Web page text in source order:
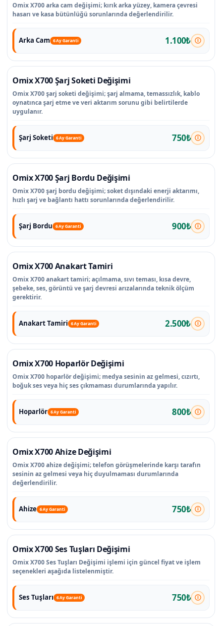
Omix X700 arka cam değişimi; kırık arka yüzey, kamera çevresi
hasarı ve kasa bütünlüğü sorunlarında değerlendirilir.
Arka Cam 6 Ay Garanti 1.100₺
Omix X700 Şarj Soketi Değişimi
Omix X700 şarj soketi değişimi; şarj almama, temassızlık, kablo
oynatınca şarj etme ve veri aktarım sorunu gibi belirtilerde
uygulanır.
Şarj Soketi 6 Ay Garanti 750₺
Omix X700 Şarj Bordu Değişimi
Omix X700 şarj bordu değişimi; soket dışındaki enerji aktarımı,
hızlı şarj ve bağlantı hattı sorunlarında değerlendirilir.
Şarj Bordu 6 Ay Garanti 900₺
Omix X700 Anakart Tamiri
Omix X700 anakart tamiri; açılmama, sıvı teması, kısa devre,
şebeke, ses, görüntü ve şarj devresi arızalarında teknik ölçüm
gerektirir.
Anakart Tamiri 6 Ay Garanti 2.500₺
Omix X700 Hoparlör Değişimi
Omix X700 hoparlör değişimi; medya sesinin az gelmesi, cızırtı,
boğuk ses veya hiç ses çıkmaması durumlarında yapılır.
Hoparlör 6 Ay Garanti 800₺
Omix X700 Ahize Değişimi
Omix X700 ahize değişimi; telefon görüşmelerinde karşı tarafın
sesinin az gelmesi veya hiç duyulmaması durumlarında
değerlendirilir.
Ahize 6 Ay Garanti 750₺
Omix X700 Ses Tuşları Değişimi
Omix X700 Ses Tuşları Değişimi işlemi için güncel fiyat ve işlem
seçenekleri aşağıda listelenmiştir.
Ses Tuşları 6 Ay Garanti 750₺